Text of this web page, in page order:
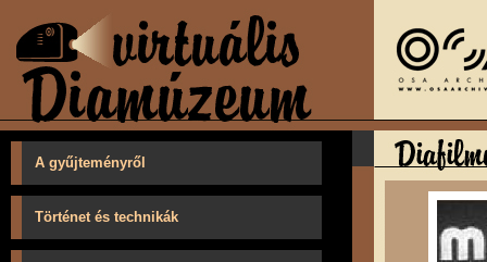
A gyűjteményről
Történet és technikák